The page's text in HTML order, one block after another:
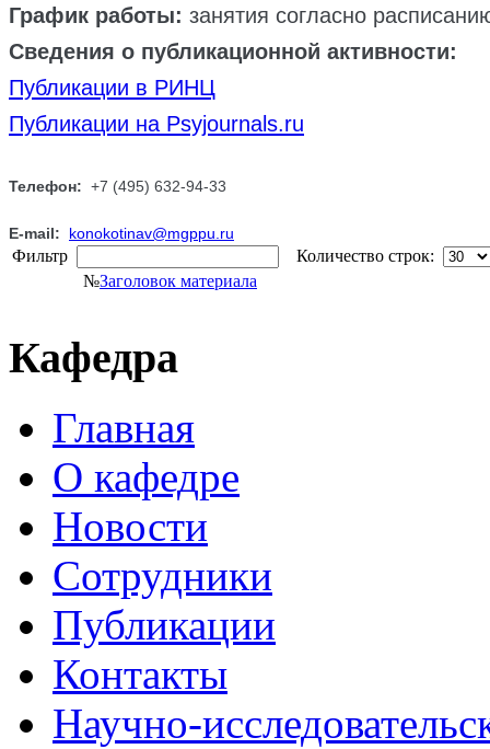
График работы: занятия согласно
Сведения о публикационной активности:
Публикации в РИНЦ
Публикации на Psyjournals.ru
Телефон: +7 (495) 632-94-33
E-mail: konokotinav@mgppu.ru
Фильтр
Количество строк:
№Заголовок материала
Кафедра
Главная
О кафедре
Новости
Сотрудники
Публикации
Контакты
Научно-